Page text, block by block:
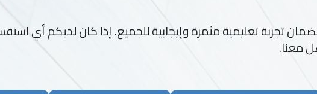
تجربة تعليمية مثمرة وإيجابية للجميع. إذا كان لديكم أي
معنا.